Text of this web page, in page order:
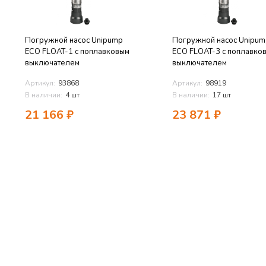
Погружной насос Unipump
ECO FLOAT-1 с поплавковым
выключателем
Артикул: 93868
В наличии: 4 шт
21 166 ₽
Погружной насос
ECO FLOAT-3 с
выключателем
Артикул: 98919
В наличии: 17 шт
23 871 ₽